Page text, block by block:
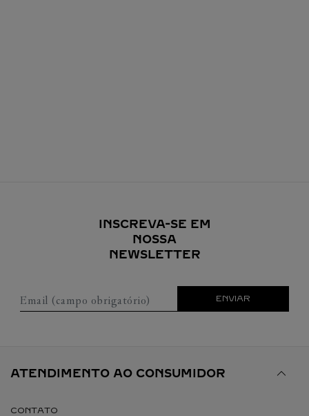
INSCREVA-SE EM
NOSSA
NEWSLETTER
Email (campo obrigatório) ENVIAR
ATENDIMENTO AO CONSUMIDOR
CONTATO